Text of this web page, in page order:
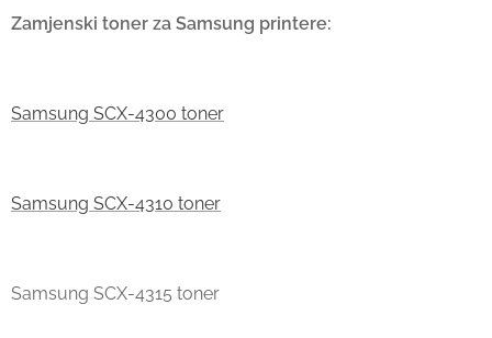
Zamjenski toner za Samsung printere:
Samsung SCX-4300 toner
Samsung SCX-4310 toner
Samsung SCX-4315 toner